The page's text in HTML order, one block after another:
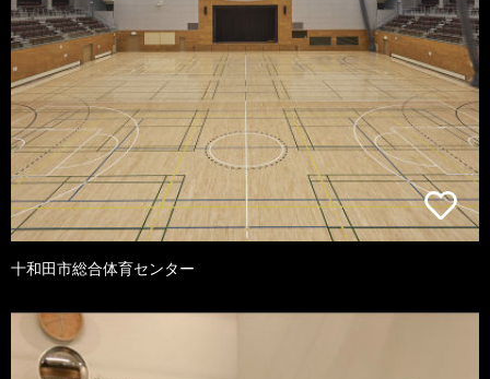
十和田市総合体育センター